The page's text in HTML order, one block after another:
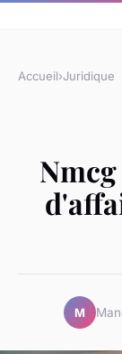
Accueil›Juridique
M